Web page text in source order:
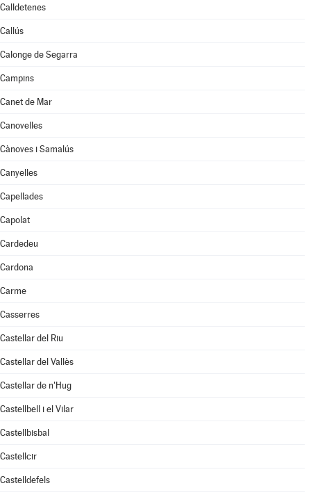
Calldetenes
Callús
Calonge de Segarra
Campins
Canet de Mar
Canovelles
Cànoves i Samalús
Canyelles
Capellades
Capolat
Cardedeu
Cardona
Carme
Casserres
Castellar del Riu
Castellar del Vallès
Castellar de n'Hug
Castellbell i el Vilar
Castellbisbal
Castellcir
Castelldefels